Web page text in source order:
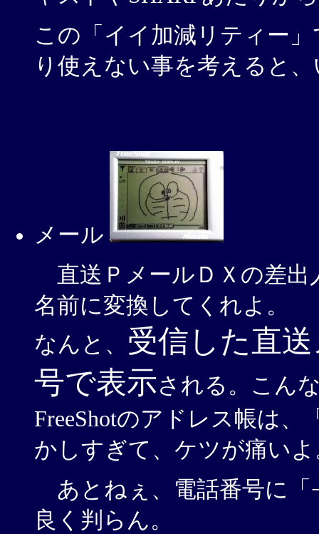
この「イイ加減リティー
り使えない事を考えると
メール
直送ＰメールＤＸの差出
名前に変換してくれよ。
なんと、 受信した直
号で表示される。こん
FreeShotのアドレス帳は
かしすぎて、ケツが痛い
あとねぇ、電話番号に「
良く判らん。